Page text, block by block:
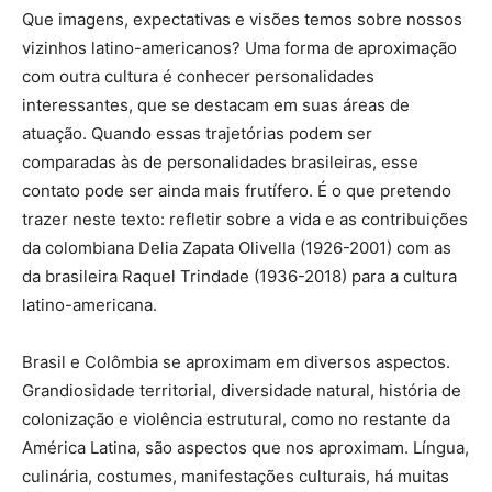
Que imagens, expectativas e visões temos sobre nossos
vizinhos latino-americanos? Uma forma de aproximação
com outra cultura é conhecer personalidades
interessantes, que se destacam em suas áreas de
atuação. Quando essas trajetórias podem ser
comparadas às de personalidades brasileiras, esse
contato pode ser ainda mais frutífero. É o que pretendo
trazer neste texto: refletir sobre a vida e as contribuições
da colombiana Delia Zapata Olivella (1926-2001) com as
da brasileira Raquel Trindade (1936-2018) para a cultura
latino-americana.
Brasil e Colômbia se aproximam em diversos aspectos.
Grandiosidade territorial, diversidade natural, história de
colonização e violência estrutural, como no restante da
América Latina, são aspectos que nos aproximam. Língua,
culinária, costumes, manifestações culturais, há muitas